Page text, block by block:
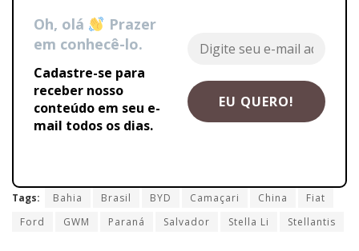
Oh, olá
Prazer
em conhecê-lo.
Cadastre-se para
receber nosso
conteúdo em seu e-
mail todos os dias.
Tags: Bahia Brasil BYD Camaçari China
Fiat
Ford
GWM Paraná Salvador Stella Li Stellantis